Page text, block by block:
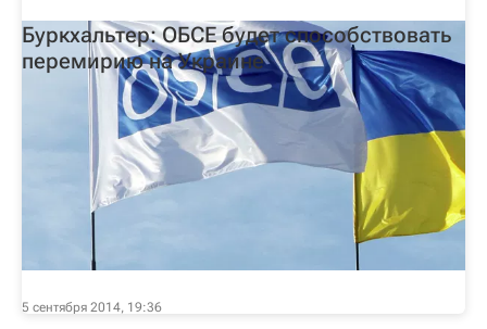
5 сентября 2014, 19:36
Буркхальтер: ОБСЕ будет способствовать
перемирию на Украине